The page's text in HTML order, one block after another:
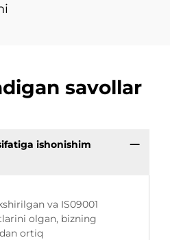
savollar
ishonishim
va IS09001
olgan, bizning
ortiq